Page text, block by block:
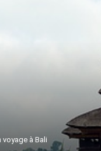
à Bali